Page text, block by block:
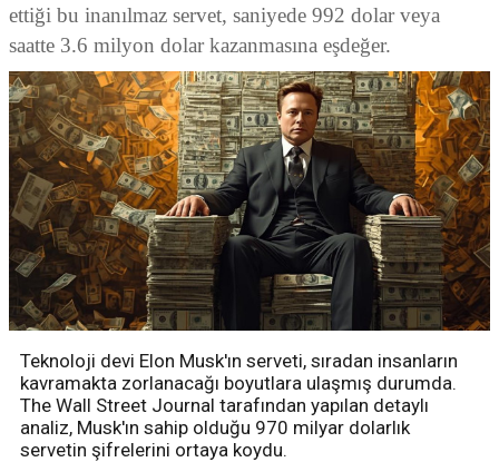
ettiği bu inanılmaz servet, saniyede 992 dolar veya
saatte 3.6 milyon dolar kazanmasına eşdeğer.
Teknoloji devi Elon Musk'ın serveti, sıradan insanların
kavramakta zorlanacağı boyutlara ulaşmış durumda.
The Wall Street Journal tarafından yapılan detaylı
analiz, Musk'ın sahip olduğu 970 milyar dolarlık
servetin şifrelerini ortaya koydu.